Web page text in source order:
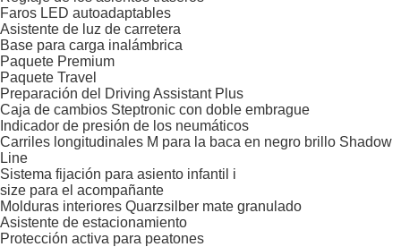
Faros LED autoadaptables
Asistente de luz de carretera
Base para carga inalámbrica
Paquete Premium
Paquete Travel
Preparación del Driving Assistant Plus
Caja de cambios Steptronic con doble embrague
Indicador de presión de los neumáticos
Carriles longitudinales M para la baca en negro brillo Shadow
Line
Sistema fijación para asiento infantil i
size para el acompañante
Molduras interiores Quarzsilber mate granulado
Asistente de estacionamiento
Protección activa para peatones